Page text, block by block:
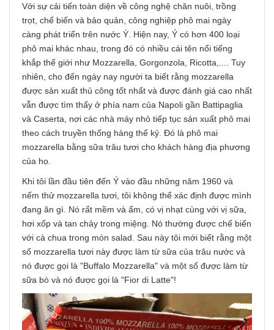
Với sự cải tiến toàn diện về công nghệ chăn nuôi, trồng
trọt, chế biến và bảo quản, công nghiệp phô mai ngày
càng phát triển trên nước Ý. Hiện nay, Ý có hơn 400 loại
phô mai khác nhau, trong đó có nhiều cái tên nổi tiếng
khắp thế giới như Mozzarella, Gorgonzola, Ricotta,.... Tuy
nhiên, cho đến ngày nay người ta biết rằng mozzarella
được sản xuất thủ công tốt nhất và được đánh giá cao nhất
vẫn được tìm thấy ở phía nam của Napoli gần Battipaglia
và Caserta, nơi các nhà máy nhỏ tiếp tục sản xuất phô mai
theo cách truyền thống hàng thế kỷ. Đó là phô mai
mozzarella bằng sữa trâu tươi cho khách hàng địa phương
của họ.
Khi tôi lần đầu tiên đến Ý vào đầu những năm 1960 và
nếm thử mozzarella tươi, tôi không thể xác định được mình
đang ăn gì. Nó rất mềm và ẩm, có vị nhạt cùng với vị sữa,
hơi xốp và tan chảy trong miệng. Nó thường được chế biến
với cà chua trong món salad. Sau này tôi mới biết rằng một
số mozzarella tươi này được làm từ sữa của trâu nước và
nó được gọi là "Buffalo Mozzarella" và một số được làm từ
sữa bò và nó được gọi là "Fior di Latte"!